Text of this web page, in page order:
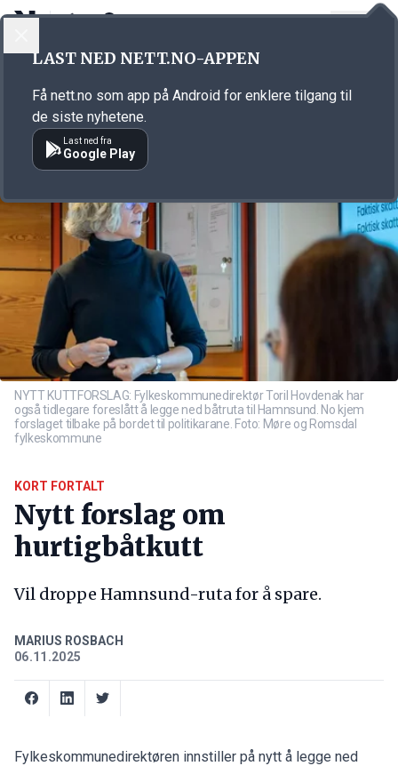
Annonsørinnhold
NYTT KUTTFORSLAG: Fylkeskommunedirektør Toril Hovdenak har
også tidlegare foreslått å legge ned båtruta til Hamnsund. No kjem
forslaget tilbake på bordet til politikarane. Foto: Møre og Romsdal
fylkeskommune
KORT FORTALT
Nytt forslag om
hurtigbåtkutt
Vil droppe Hamnsund-ruta for å spare.
MARIUS ROSBACH
06.11.2025
Fylkeskommunedirektøren innstiller på nytt å legge ned
LAST NED NETT.NO-APPEN
Få nett.no som app på Android for enklere tilgang til
de siste nyhetene.
Last ned fra
Google Play